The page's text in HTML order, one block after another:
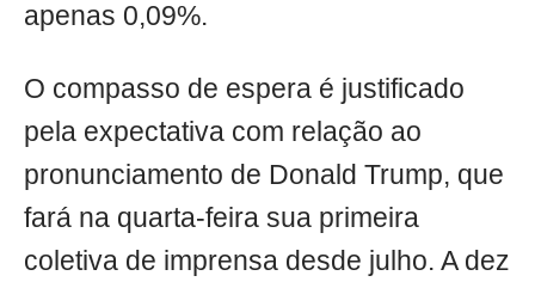
apenas 0,09%.
O compasso de espera é justificado
pela expectativa com relação ao
pronunciamento de Donald Trump, que
fará na quarta-feira sua primeira
coletiva de imprensa desde julho. A dez